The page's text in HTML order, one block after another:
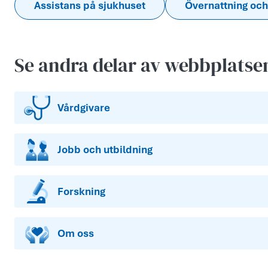
Assistans på sjukhuset Övernattning
Se andra delar av
Vårdgivare
Jobb och utbildning
Forskning
Om oss